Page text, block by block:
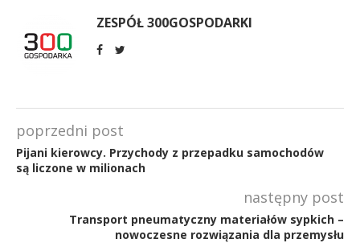
ZESPÓŁ 300GOSPODARKI
poprzedni post
Pijani kierowcy. Przychody z przepadku samochodów
są liczone w milionach
następny post
Transport pneumatyczny materiałów sypkich –
nowoczesne rozwiązania dla przemysłu